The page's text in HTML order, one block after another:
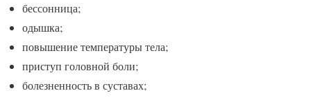
бессонница;
одышка;
повышение температуры тела;
приступ головной боли;
болезненность в суставах;